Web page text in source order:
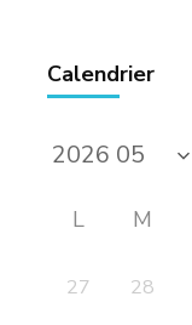
Calendrier
L M
27 28